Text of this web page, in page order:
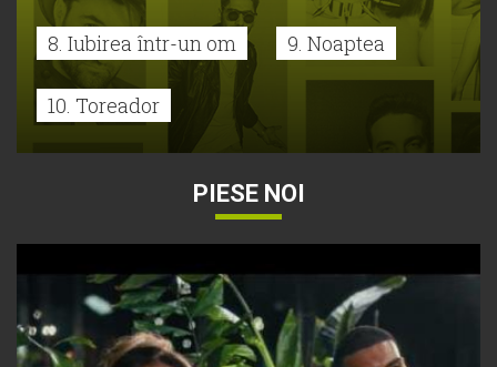
8. Iubirea într-un om 9. Noaptea
10. Toreador
PIESE NOI